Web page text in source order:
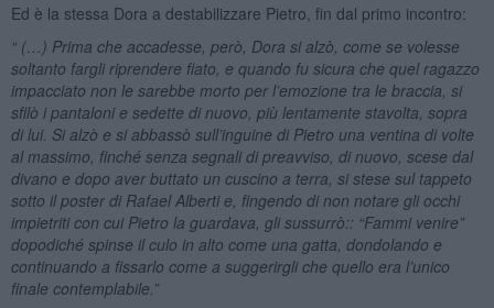
Ed è la stessa Dora a destabilizzare Pietro, fin dal primo incontro:
“ (…) Prima che accadesse, però, Dora si alzò, come se volesse
soltanto fargli riprendere fiato, e quando fu sicura che quel ragazzo
impacciato non le sarebbe morto per l’emozione tra le braccia, si
sfilò i pantaloni e sedette di nuovo, più lentamente stavolta, sopra
di lui. Si alzò e si abbassò sull’inguine di Pietro una ventina di volte
al massimo, finché senza segnali di preavviso, di nuovo, scese dal
divano e dopo aver buttato un cuscino a terra, si stese sul tappeto
sotto il poster di Rafael Alberti e, fingendo di non notare gli occhi
impietriti con cui Pietro la guardava, gli sussurrò:: “Fammi venire”
dopodiché spinse il culo in alto come una gatta, dondolando e
continuando a fissarlo come a suggerirgli che quello era l’unico
finale contemplabile.”